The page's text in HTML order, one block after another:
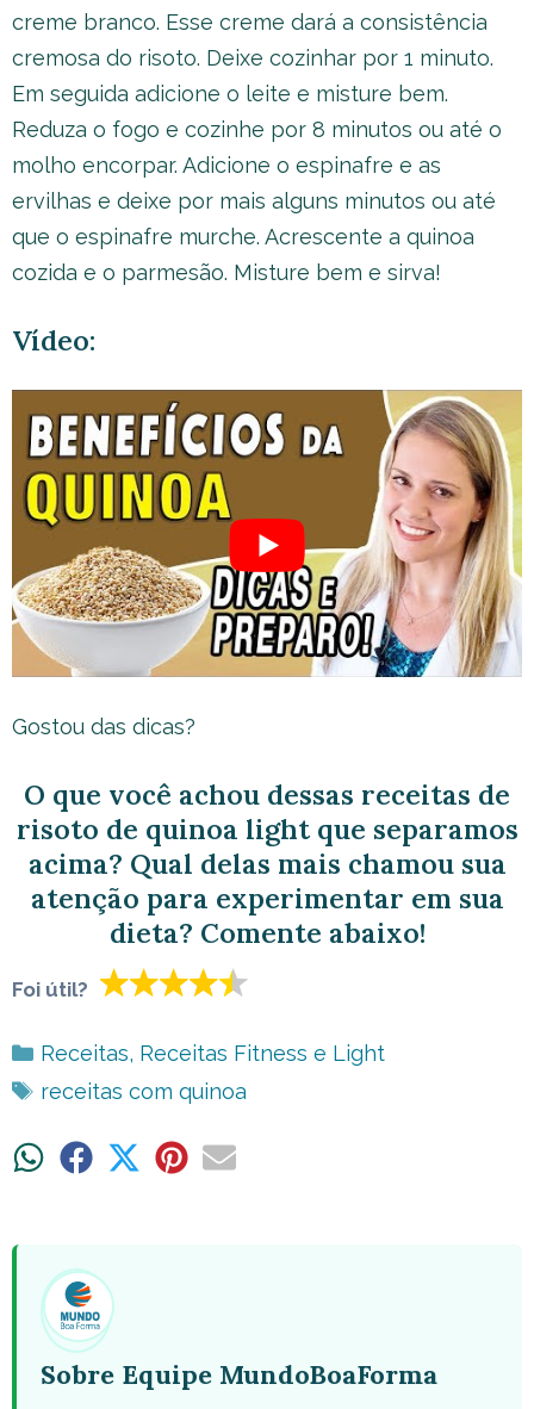
creme branco. Esse creme dará a consistência
cremosa do risoto. Deixe cozinhar por 1 minuto.
Em seguida adicione o leite e misture bem.
Reduza o fogo e cozinhe por 8 minutos ou até o
molho encorpar. Adicione o espinafre e as
ervilhas e deixe por mais alguns minutos ou até
que o espinafre murche. Acrescente a quinoa
cozida e o parmesão. Misture bem e sirva!
Vídeo:
Gostou das dicas?
O que você achou dessas receitas de
risoto de quinoa light que separamos
acima? Qual delas mais chamou sua
atenção para experimentar em sua
dieta? Comente abaixo!
Foi útil?
Categorias
Receitas, Receitas Fitness e Light
Tags
receitas com quinoa
ShareShare ShareShareShare
Sobre Equipe MundoBoaForma